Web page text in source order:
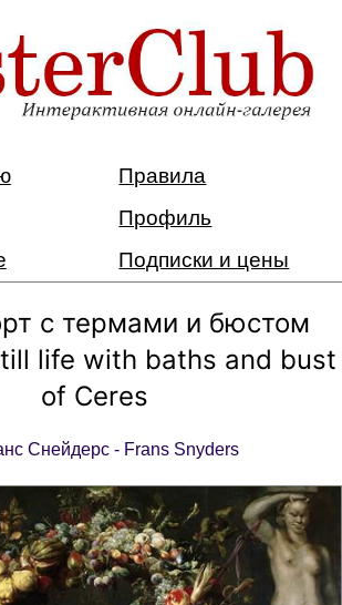
Правила
Профиль
Подписки и цены
с термами и бюстом
life with baths and bust
of Ceres
Снейдерс - Frans Snyders